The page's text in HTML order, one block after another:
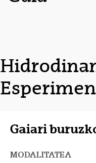
Gaiari
MODALITATEA